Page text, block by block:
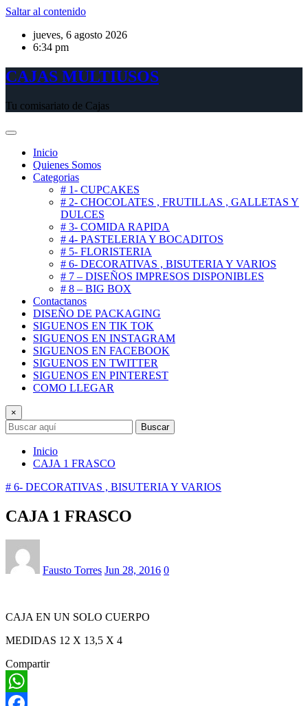
Saltar al contenido
jueves, 6 agosto 2026
6:34 pm
CAJAS MULTIUSOS
Tu comisariato de Cajas
Inicio
Quienes Somos
Categorias
# 1- CUPCAKES
# 2- CHOCOLATES , FRUTILLAS , GALLETAS Y
DULCES
# 3- COMIDA RAPIDA
# 4- PASTELERIA Y BOCADITOS
# 5- FLORISTERIA
# 6- DECORATIVAS , BISUTERIA Y VARIOS
# 7 – DISEÑOS IMPRESOS DISPONIBLES
# 8 – BIG BOX
Contactanos
DISEÑO DE PACKAGING
SIGUENOS EN TIK TOK
SIGUENOS EN INSTAGRAM
SIGUENOS EN FACEBOOK
SIGUENOS EN TWITTER
SIGUENOS EN PINTEREST
COMO LLEGAR
×
Buscar
Inicio
CAJA 1 FRASCO
# 6- DECORATIVAS , BISUTERIA Y VARIOS
CAJA 1 FRASCO
Fausto Torres Jun 28, 2016 0
CAJA EN UN SOLO CUERPO
MEDIDAS 12 X 13,5 X 4
Compartir
WhatsApp